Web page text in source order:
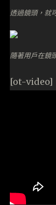
透過鏡頭，就
隨著用戶在鏡
[ot-video]